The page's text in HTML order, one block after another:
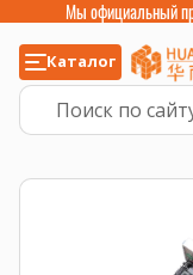
Мы официальный
Каталог